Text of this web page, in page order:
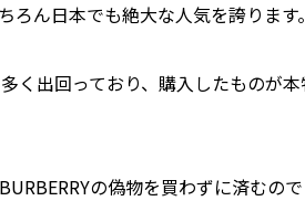
ん日本でも絶大な人気を誇ります。
く出回っており、購入したものが
の偽物を買わずに済むので